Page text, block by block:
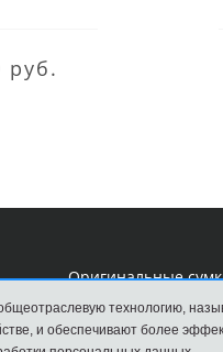
руб.
Оригинальные
технологию,
и обеспечивают более